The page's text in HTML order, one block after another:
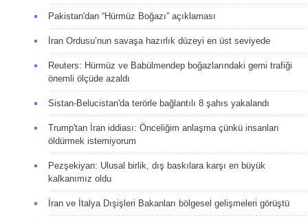
Pakistan'dan “Hürmüz Boğazı” açıklaması
İran Ordusu’nun savaşa hazırlık düzeyi en üst seviyede
Reuters: Hürmüz ve Babülmendep boğazlarındaki gemi trafiği
önemli ölçüde azaldı
Sistan-Belucistan'da terörle bağlantılı 8 şahıs yakalandı
Trump'tan İran iddiası: Önceliğim anlaşma çünkü insanları
öldürmek istemiyorum
Pezşekiyan: Ulusal birlik, dış baskılara karşı en büyük
kalkanımız oldu
İran ve İtalya Dışişleri Bakanları bölgesel gelişmeleri görüştü